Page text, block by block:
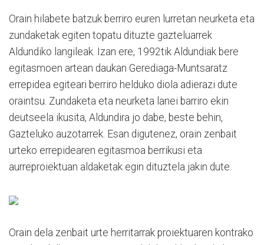
Orain hilabete batzuk berriro euren lurretan neurketa eta
zundaketak egiten topatu dituzte gazteluarrek
Aldundiko langileak. Izan ere, 1992tik Aldundiak bere
egitasmoen artean daukan Gerediaga-Muntsaratz
errepidea egiteari berriro helduko diola adierazi dute
oraintsu. Zundaketa eta neurketa lanei barriro ekin
deutseela ikusita, Aldundira jo dabe, beste behin,
Gazteluko auzotarrek. Esan digutenez, orain zenbait
urteko errepidearen egitasmoa berrikusi eta
aurreproiektuan aldaketak egin dituztela jakin dute.
Orain dela zenbait urte herritarrak proiektuaren kontrako